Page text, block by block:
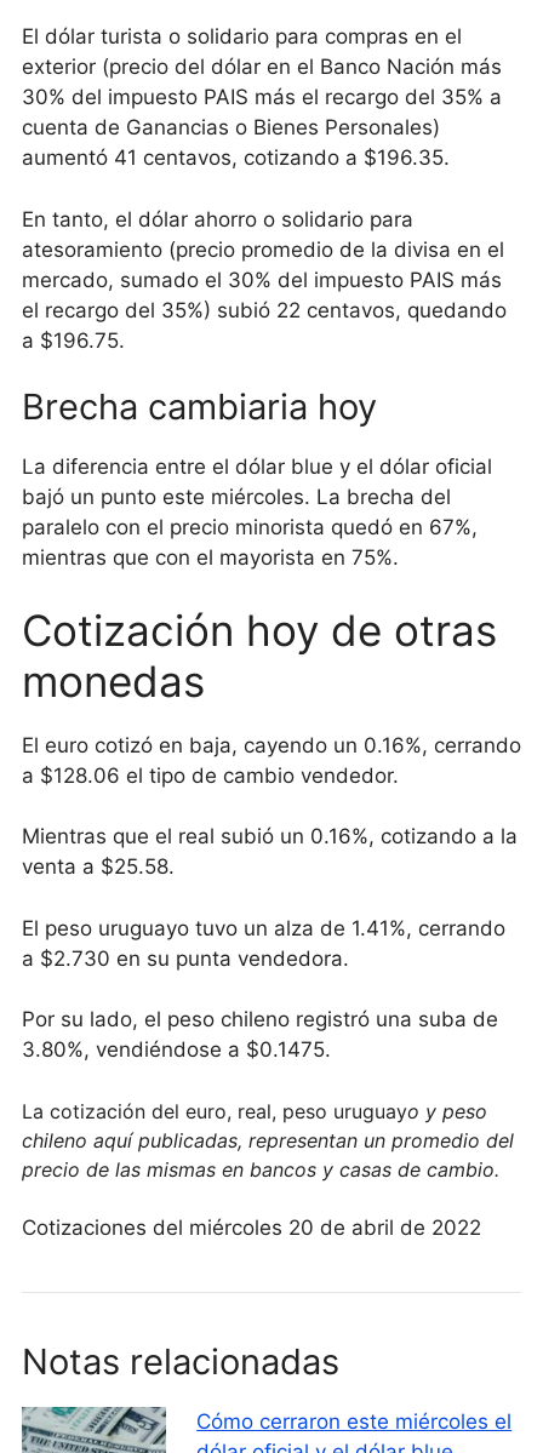
El dólar turista o solidario para compras en el
exterior (precio del dólar en el Banco Nación más
30% del impuesto PAIS más el recargo del 35% a
cuenta de Ganancias o Bienes Personales)
aumentó 41 centavos, cotizando a $196.35.
En tanto, el dólar ahorro o solidario para
atesoramiento (precio promedio de la divisa en el
mercado, sumado el 30% del impuesto PAIS más
el recargo del 35%) subió 22 centavos, quedando
a $196.75.
Brecha cambiaria hoy
La diferencia entre el dólar blue y el dólar oficial
bajó un punto este miércoles. La brecha del
paralelo con el precio minorista quedó en 67%,
mientras que con el mayorista en 75%.
Cotización hoy de otras
monedas
El euro cotizó en baja, cayendo un 0.16%, cerrando
a $128.06 el tipo de cambio vendedor.
Mientras que el real subió un 0.16%, cotizando a la
venta a $25.58.
El peso uruguayo tuvo un alza de 1.41%, cerrando
a $2.730 en su punta vendedora.
Por su lado, el peso chileno registró una suba de
3.80%, vendiéndose a $0.1475.
La cotización del euro, real, peso uruguayo y peso
chileno aquí publicadas, representan un promedio del
precio de las mismas en bancos y casas de cambio.
Cotizaciones del miércoles 20 de abril de 2022
Notas relacionadas
Cómo cerraron este miércoles el